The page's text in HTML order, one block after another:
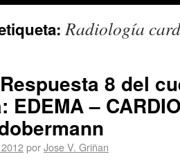
Radiología
8 del
–
porJose V. Griñan